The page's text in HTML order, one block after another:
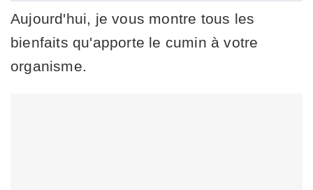
Aujourd'hui, je vous montre tous les
bienfaits qu'apporte le cumin à votre
organisme.